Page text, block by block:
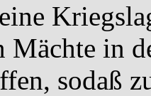
Mächte in
sodaß